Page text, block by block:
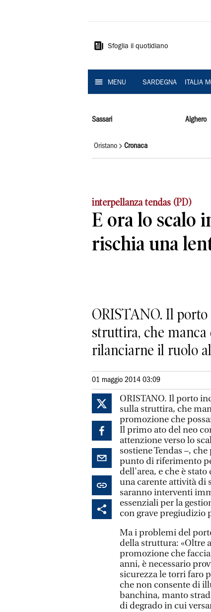
Sardegna
Sfoglia il quotidiano
MENU SARDEGNA ITALIA
Sassari Alghero
Oristano Cronaca
interpellanza tendas (PD)
E ora lo scalo
rischia una
ORISTANO. Il
struttira, che
rilanciarne il ruolo
01 maggio 2014 03:09
ORISTANO. Il porto
sulla struttira, che
promozione che
Il primo ato del neo
attenzione verso lo
sostiene Tendas –,
punto di riferimento
dell'area, e che è
una carente attività di
saranno interventi
essenziali per la
con grave pregiudizio
Ma i problemi del
della struttura: «Oltre
promozione che
anni, è necessario
sicurezza le torri faro
che non consente di
banchina, manto
di degrado in cui